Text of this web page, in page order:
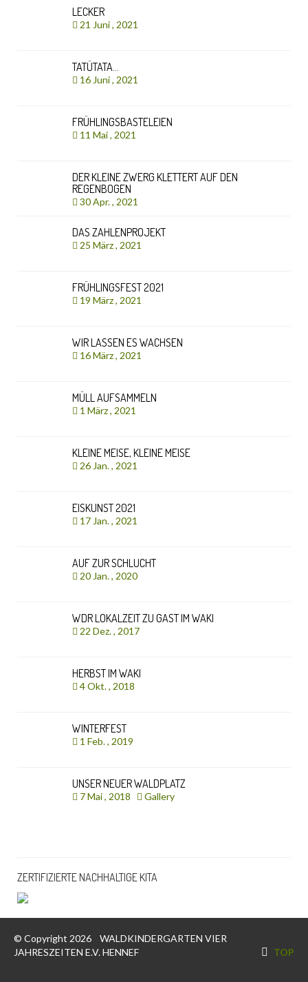
LECKER
21 Juni , 2021
TATÜTATA…
16 Juni , 2021
FRÜHLINGSBASTELEIEN
11 Mai , 2021
DER KLEINE ZWERG KLETTERT AUF DEN
REGENBOGEN
30 Apr. , 2021
DAS ZAHLENPROJEKT
25 März , 2021
FRÜHLINGSFEST 2021
19 März , 2021
WIR LASSEN ES WACHSEN
16 März , 2021
MÜLL AUFSAMMELN
1 März , 2021
KLEINE MEISE, KLEINE MEISE
26 Jan. , 2021
EISKUNST 2021
17 Jan. , 2021
AUF ZUR SCHLUCHT
20 Jan. , 2020
WDR LOKALZEIT ZU GAST IM WAKI
22 Dez. , 2017
HERBST IM WAKI
4 Okt. , 2018
WINTERFEST
1 Feb. , 2019
UNSER NEUER WALDPLATZ
7 Mai , 2018 Gallery
ZERTIFIZIERTE NACHHALTIGE KITA
© Copyright 2026 WALDKINDERGARTEN VIER
JAHRESZEITEN E.V. HENNEF
TOP